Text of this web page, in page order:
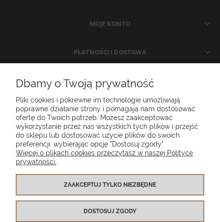
MOJE KONTO
PŁATNOŚCI I DOSTAWA
INFORMACJE
O NAS
Poduszki ogrodowe Setgarden.com | Lubelska 1A, 10-409 Olsztyn |
NIP: 7391986025
(+48) 885 281 885 biuro@setgarden.com
FACEBOOK PINTEREST
Dbamy o Twoją prywatność
Pliki cookies i pokrewne im technologie umożliwiają
poprawne działanie strony i pomagają nam dostosować
ofertę do Twoich potrzeb. Możesz zaakceptować
wykorzystanie przez nas wszystkich tych plików i przejść
do sklepu lub dostosować użycie plików do swoich
preferencji, wybierając opcję "Dostosuj zgody".
Więcej o plikach cookies przeczytasz w naszej Polityce
prywatności.
ZAAKCEPTUJ TYLKO NIEZBĘDNE
DOSTOSUJ ZGODY